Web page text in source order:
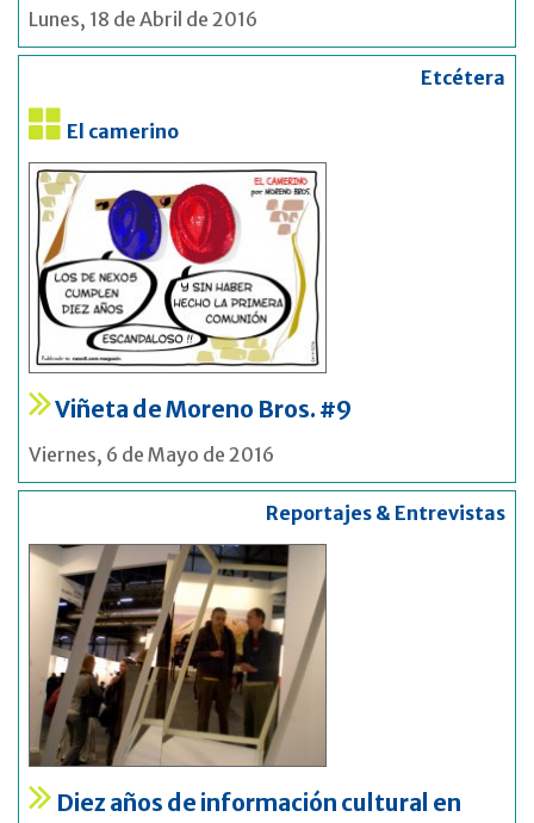
Lunes, 18 de Abril de 2016
Etcétera
El camerino
Viñeta de Moreno Bros. #9
Viernes, 6 de Mayo de 2016
Reportajes & Entrevistas
Diez años de información cultural en